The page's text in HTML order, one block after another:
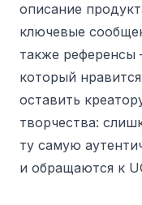
описание
ключевые
также
который
оставить
творчества:
ту самую
и обращаются к